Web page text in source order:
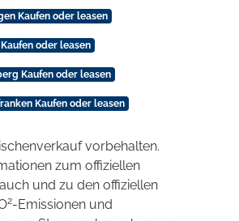
Kaufen oder leasen
oder leasen
Kaufen oder leasen
Kaufen oder leasen
vorbehalten.
zum offiziellen
und zu den offiziellen
2-Emissionen und